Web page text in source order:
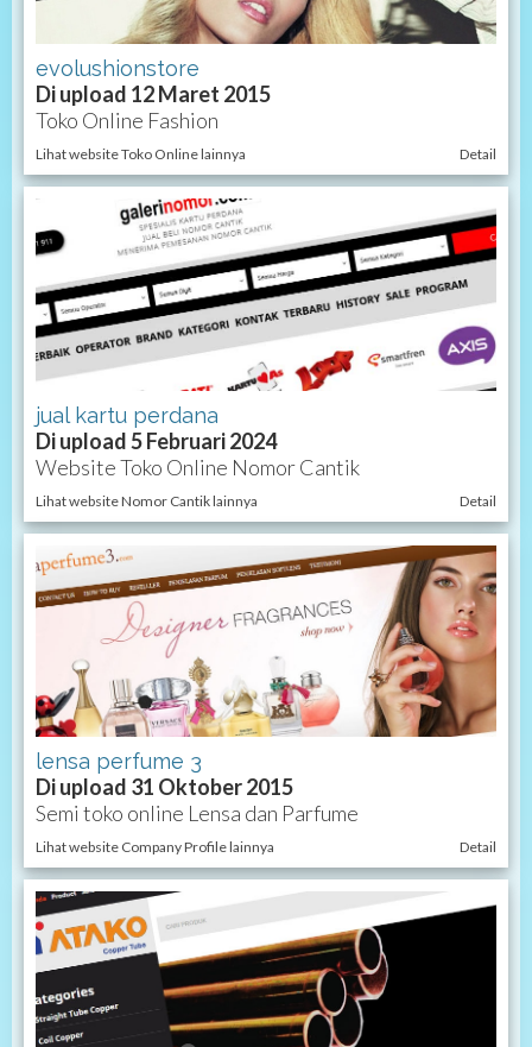
evolushionstore
Di upload 12 Maret 2015
Toko Online Fashion
Lihat website Toko Online lainnya Detail
jual kartu perdana
Di upload 5 Februari 2024
Website Toko Online Nomor Cantik
Lihat website Nomor Cantik lainnya Detail
lensa perfume 3
Di upload 31 Oktober 2015
Semi toko online Lensa dan Parfume
Lihat website Company Profile lainnya Detail